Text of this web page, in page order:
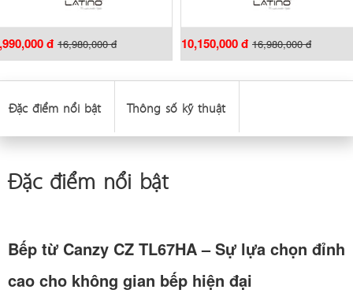
đ 16,980,000 đ 10,150,000 đ 16,980,000 đ
Đặc điểm nổi bật Thông số kỹ thuật
Đặc điểm nổi bật
Bếp từ Canzy CZ TL67HA – Sự lựa chọn đỉnh
cao cho không gian bếp hiện đại